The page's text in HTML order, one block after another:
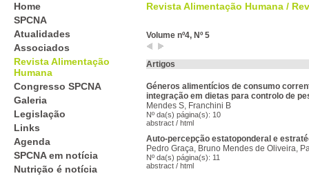
Home
SPCNA
Atualidades
Associados
Revista Alimentação
Humana
Congresso SPCNA
Galeria
Legislação
Links
Agenda
SPCNA em notícia
Nutrição é notícia
Revista Alimentação Humana /
Volume nº4, Nº 5
Artigos
Géneros alimentícios de consumo
integração em dietas para controlo de
Mendes S, Franchini B
Nº da(s) página(s): 10
abstract / html
Auto-percepção estatoponderal e
Pedro Graça, Bruno Mendes de Oliveira,
Nº da(s) página(s): 11
abstract / html